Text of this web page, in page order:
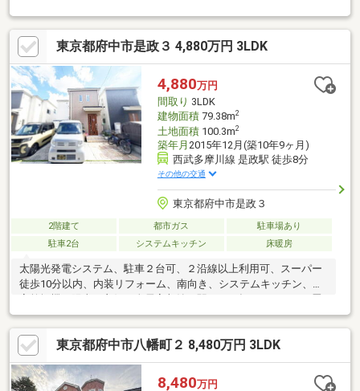
東京都府中市是政３ 4,880万円 3LDK
4,880万円
間取り 3LDK
建物面積79.38m2
土地面積100.3m2
築年月 2015年12月(築10年9ヶ月)
西武多摩川線 是政駅 徒歩8分
その他の交通
東京都府中市是政３
2階建て 都市ガス
駐車場あり
駐車2台
システムキッチン 床暖房
太陽光発電システム、駐車２台可、２沿線以上利用可、スーパー
徒歩10分以内、内装リフォーム、南向き、システムキッチン、浴
以上、前道６ｍ以上、始発駅、整形地、対面式キッチン、トイレ
２ヶ所、浴室１坪以上、２階建、南面バルコニー、温水洗浄便
座、南庭、床下収納、浴室に窓、ＴＶモニタ付インターホン、都
市ガス、全室２面採光、平坦地、床暖房、食器洗乾燥機、浄水器
東京都府中市八幡町２ 8,480万円 3LDK
8,480万円